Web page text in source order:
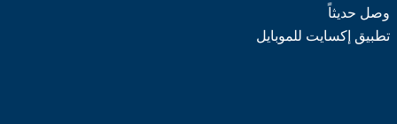
وصل حديثاً
تطبيق إكسايت للموبايل